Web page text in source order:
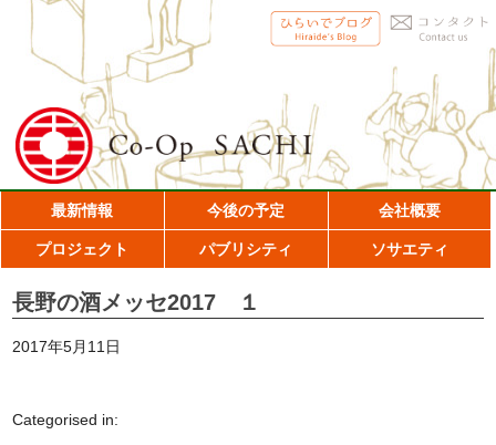
最新情報 今後の予定 会社概要
プロジェクト パブリシティ ソサエティ
長野の酒メッセ2017 １
2017年5月11日
Categorised in: